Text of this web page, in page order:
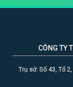
CÔNG TY
Trụ sở: Số 43, Tổ